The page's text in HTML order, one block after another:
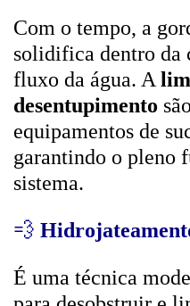
Com o tempo, a
solidifica dentro da
fluxo da água. A
desentupimento
equipamentos de
garantindo o pleno
sistema.
💨
É uma técnica